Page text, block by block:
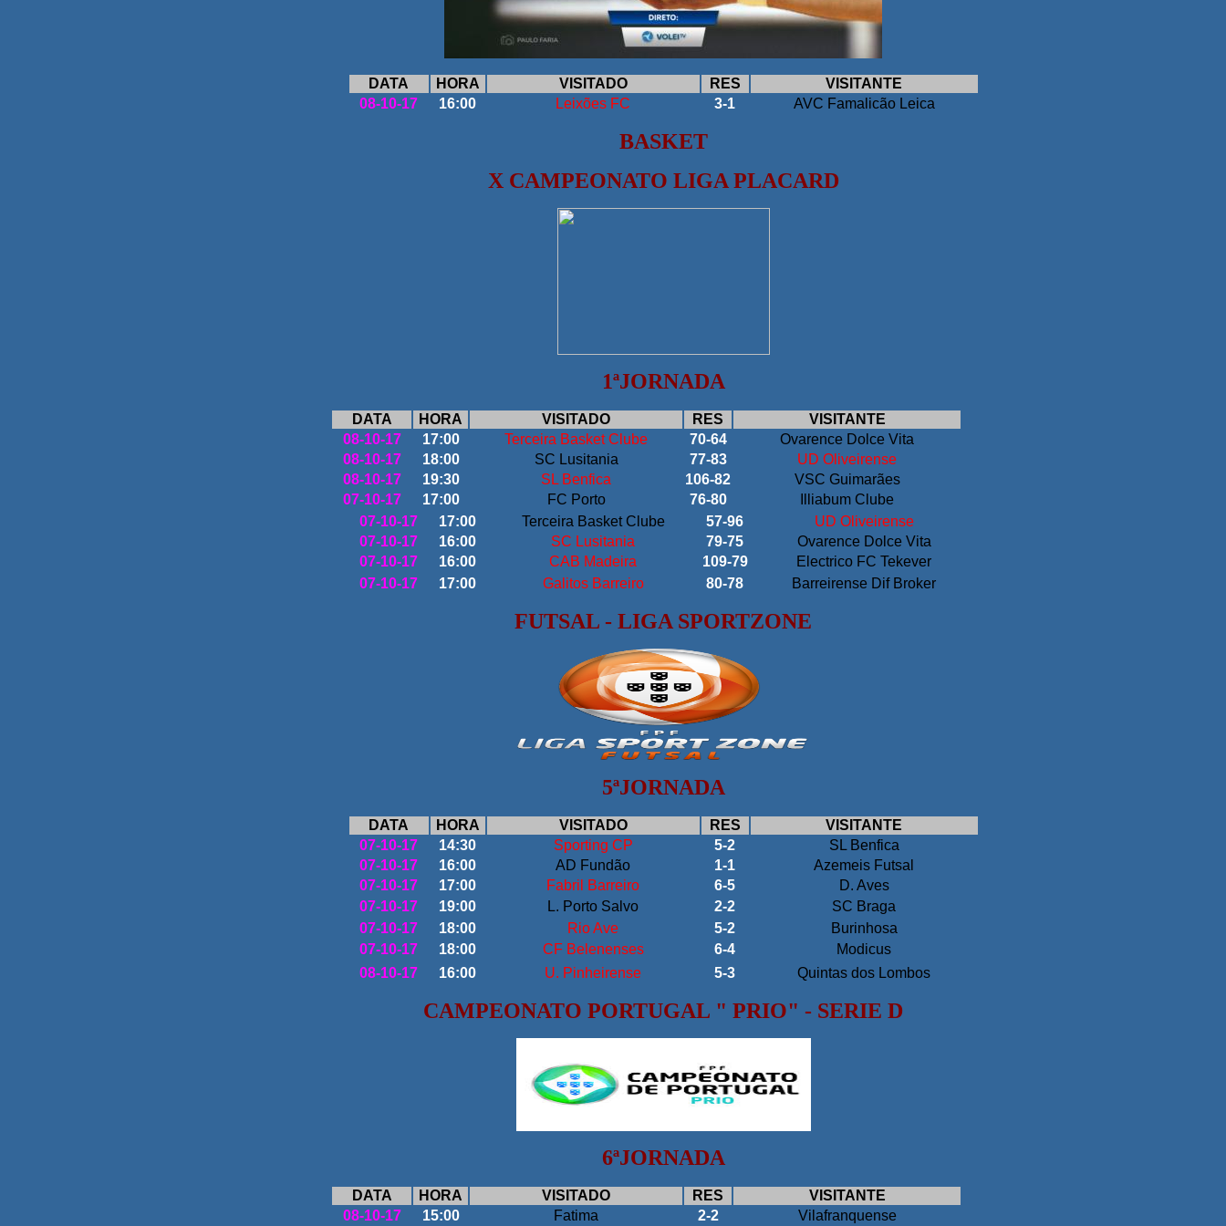
DATA HORA VISITADO RES
VISITANTE
08-10-17
16:00 Leixões FC 3-1 AVC Famalicão Leica
BASKET
X CAMPEONATO LIGA PLACARD
1ªJORNADA
DATA HORA VISITADO RES
VISITANTE
08-10-17
17:00 Terceira Basket Clube 70-64
Ovarence Dolce Vita
08-10-17
18:00 SC Lusitania 77-83
UD Oliveirense
08-10-17
19:30 SL Benfica 106-82
VSC Guimarães
07-10-17
17:00 FC Porto 76-80
Illiabum Clube
07-10-17
17:00 Terceira Basket Clube 57-96
UD Oliveirense
07-10-17
16:00 SC Lusitania 79-75
Ovarence Dolce Vita
07-10-17
16:00 CAB Madeira 109-79
Electrico FC Tekever
07-10-17
17:00 Galitos Barreiro 80-78 Barreirense Dif Broker
FUTSAL - LIGA SPORTZONE
5ªJORNADA
DATA HORA VISITADO RES
VISITANTE
07-10-17
14:30 Sporting CP 5-2 S L Benfica
07-10-17
16:00 AD Fundão 1-1
Azemeis Futsal
07-10-17
17:00 Fabril Barreiro 6-5
D. Aves
07-10-17
19:00 L. Porto Salvo 2-2
SC Braga
07-10-17
18:00 Rio Ave 5-2
Burinhosa
07-10-17
18:00 CF Belenenses 6-4
Modicus
08-10-17
16:00 U. Pinheirense 5-3 Quintas dos Lombos
CAMPEONATO PORTUGAL " PRIO" - SERIE D
6ªJORNADA
DATA HORA VISITADO RES
VISITANTE
08-10-17
15:00 Fatima 2-2 Vilafranquense